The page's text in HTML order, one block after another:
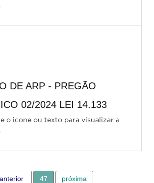
DE ARP - PREGÃO
02/2024 LEI 14.133
o icone ou texto para visualizar a
anterior 47 próxima